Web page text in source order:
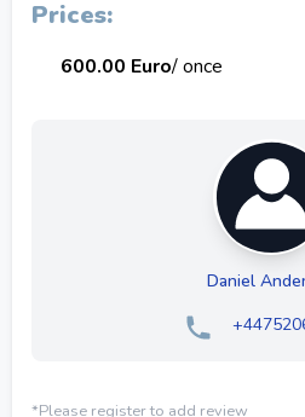
Prices:
600.00 Euro/ once
Daniel
*Please register to add review